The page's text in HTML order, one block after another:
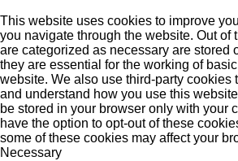
This website uses cookies to improve
you navigate through the website. Out of
are categorized as necessary are stored
they are essential for the working of
website. We also use third-party cookies
and understand how you use this
be stored in your browser only with your
have the option to opt-out of these
some of these cookies may affect your
Necessary